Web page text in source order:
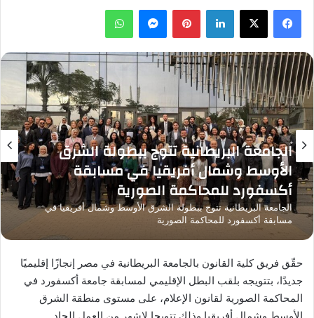
إلكترونيا
فيسبوك ‫X لينكدإن بينتيريستماسنجر واتساب
الجامعة البريطانية تتوج ببطولة الشرق
الأوسط وشمال أفريقيا في مسابقة
أكسفورد للمحاكمة الصورية
الجامعة البريطانية تتوج ببطولة الشرق الأوسط وشمال أفريقيا في
مسابقة أكسفورد للمحاكمة الصورية
حقّق فريق كلية القانون بالجامعة البريطانية في مصر إنجازًا إقليميًا
جديدًا، بتتويجه بلقب البطل الإقليمي لمسابقة جامعة أكسفورد في
المحاكمة الصورية لقانون الإعلام، على مستوى منطقة الشرق